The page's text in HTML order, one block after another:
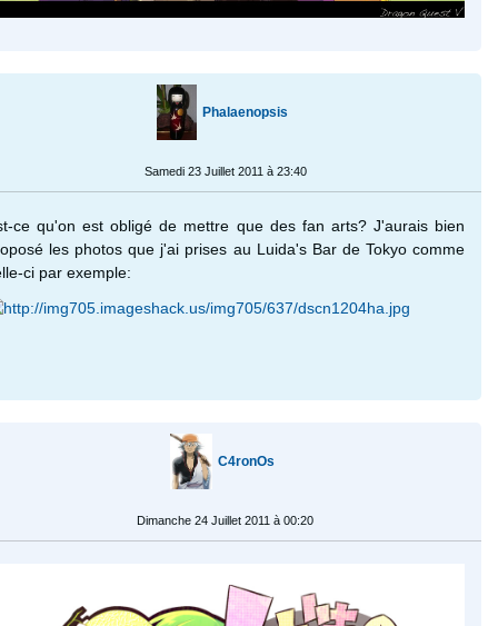
Phalaenopsis
Samedi 23 Juillet 2011 à 23:40
ce qu'on est obligé de mettre que des fan arts? J'aurais bien
les photos que j'ai prises au Luida's Bar de Tokyo comme
ci par exemple:
C4ronOs
Dimanche 24 Juillet 2011 à 00:20